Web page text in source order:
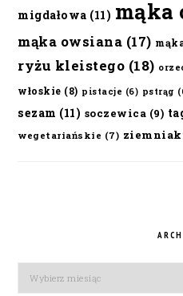
migdałowa (11) mąka
mąka owsiana (17)
ryżu kleistego (18)
włoskie (8) pistacje (6) pstrąg
sezam (11) soczewica (9)
wegetariańskie (7)
Archiwa